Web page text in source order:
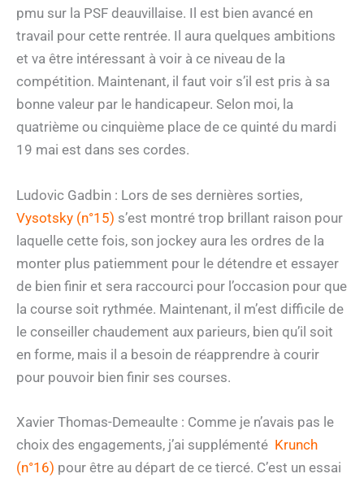
pmu sur la PSF deauvillaise. Il est bien avancé en
travail pour cette rentrée. Il aura quelques ambitions
et va être intéressant à voir à ce niveau de la
compétition. Maintenant, il faut voir s’il est pris à sa
bonne valeur par le handicapeur. Selon moi, la
quatrième ou cinquième place de ce quinté du mardi
19 mai est dans ses cordes.
Ludovic Gadbin : Lors de ses dernières sorties,
Vysotsky (n°15) s’est montré trop brillant raison pour
laquelle cette fois, son jockey aura les ordres de la
monter plus patiemment pour le détendre et essayer
de bien finir et sera raccourci pour l’occasion pour que
la course soit rythmée. Maintenant, il m’est difficile de
le conseiller chaudement aux parieurs, bien qu’il soit
en forme, mais il a besoin de réapprendre à courir
pour pouvoir bien finir ses courses.
Xavier Thomas-Demeaulte : Comme je n’avais pas le
choix des engagements, j’ai supplémenté Krunch
(n°16) pour être au départ de ce tiercé. C’est un essai